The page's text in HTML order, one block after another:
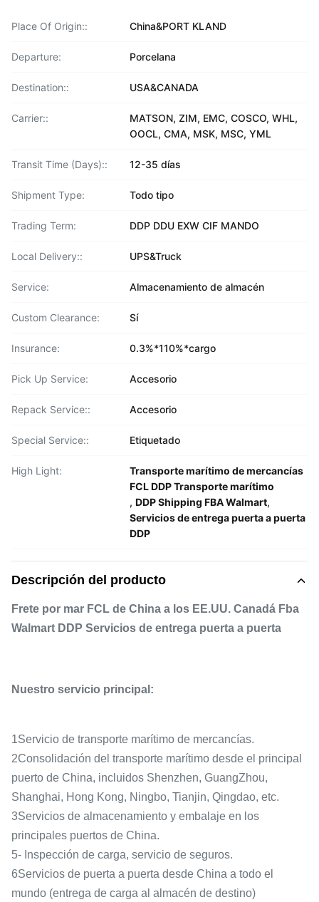
Place Of Origin:: China&PORT KLAND
Departure: Porcelana
Destination:: USA&CANADA
Carrier::
MATSON, ZIM, EMC, COSCO, WHL,
OOCL, CMA, MSK, MSC, YML
Transit Time (Days):: 12-35 días
Shipment Type: Todo tipo
Trading Term: DDP DDU EXW CIF MANDO
Local Delivery:: UPS&Truck
Service: Almacenamiento de almacén
Custom Clearance: Sí
Insurance: 0.3%*110%*cargo
Pick Up Service: Accesorio
Repack Service:: Accesorio
Special Service:: Etiquetado
High Light:
Transporte marítimo de mercancías
FCL DDP Transporte marítimo
, DDP Shipping FBA Walmart,
Servicios de entrega puerta a puerta
DDP
Descripción del producto
Frete por mar FCL de China a los EE.UU. Canadá Fba
Walmart DDP Servicios de entrega puerta a puerta
Nuestro servicio principal:
1Servicio de transporte marítimo de mercancías.
2Consolidación del transporte marítimo desde el principal
puerto de China, incluidos Shenzhen, GuangZhou,
Shanghai, Hong Kong, Ningbo, Tianjin, Qingdao, etc.
3Servicios de almacenamiento y embalaje en los
principales puertos de China.
5- Inspección de carga, servicio de seguros.
6Servicios de puerta a puerta desde China a todo el
mundo (entrega de carga al almacén de destino)